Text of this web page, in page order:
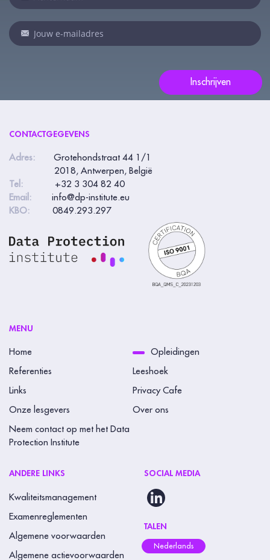
Inschrijven
mens
bent,
laat
CONTACTGEGEVENS
Adres:
Grotehondstraat 44 1/1
2018, Antwerpen, België
Tel:
+32 3 304 82 40
Email:
info@dp-institute.eu
KBO:
0849.293.297
MENU
Home Opleidingen
Referenties Leeshoek
Links Privacy Cafe
Onze lesgevers Over ons
Neem contact op met het Data
Protection Institute
ANDERE LINKS
Kwaliteitsmanagement
Examenreglementen
Algemene voorwaarden
Algemene actievoorwaarden
SOCIAL MEDIA
TALEN
Nederlands